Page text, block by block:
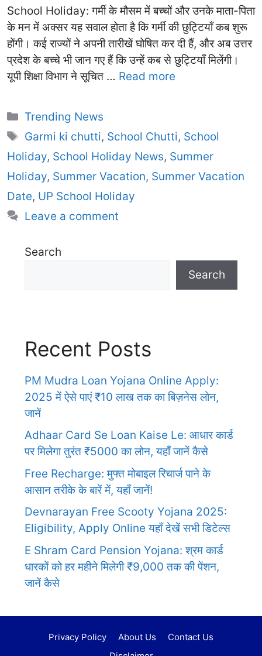
School Holiday: गर्मी के मौसम में बच्चों और उनके माता-पिता
के मन में अक्सर यह सवाल होता है कि गर्मी की छुट्टियाँ कब शुरू
होंगी। कई राज्यों ने अपनी तारीखें घोषित कर दी हैं, और अब उत्तर
प्रदेश के बच्चे भी जान गए हैं कि उन्हें कब से छुट्टियाँ मिलेंगी।
यूपी शिक्षा विभाग ने सूचित … Read more
Categories
Trending News
Tags
Garmi ki chutti, School Chutti, School
Holiday, School Holiday News, Summer
Holiday, Summer Vacation, Summer Vacation
Date, UP School Holiday
Leave a comment
Search
Search
Recent Posts
PM Mudra Loan Yojana Online Apply:
2025 में ऐसे पाएं ₹10 लाख तक का बिज़नेस लोन,
जानें
Adhaar Card Se Loan Kaise Le: आधार कार्ड
पर मिलेगा तुरंत ₹5000 का लोन, यहाँ जानें कैसे
Free Recharge: मुफ्त मोबाइल रिचार्ज पाने के
आसान तरीके के बारें में, यहाँ जानें!
Devnarayan Free Scooty Yojana 2025:
Eligibility, Apply Online यहाँ देखें सभी डिटेल्स
E Shram Card Pension Yojana: श्रम कार्ड
धारकों को हर महीने मिलेगी ₹9,000 तक की पेंशन,
जानें कैसे
Privacy Policy About Us
Contact Us